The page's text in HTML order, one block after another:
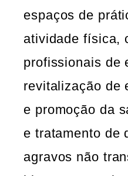
espaços de
atividade física,
profissionais de
revitalização de
e promoção da
e tratamento de
agravos não